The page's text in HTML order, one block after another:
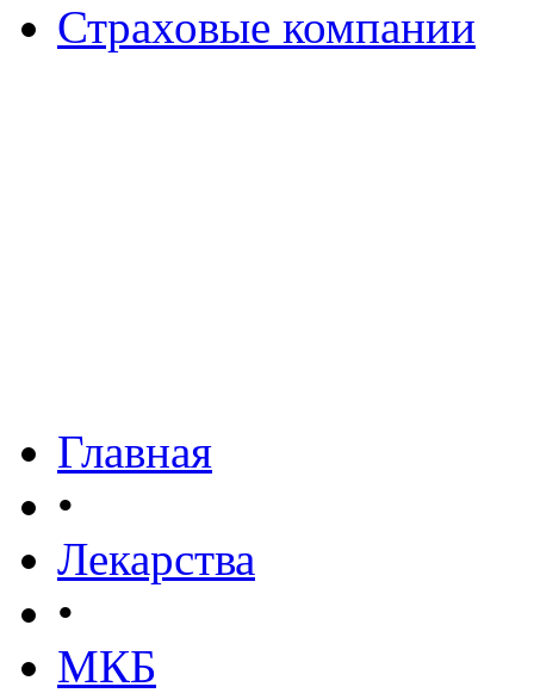
Страховые компании
Главная
•
Лекарства
•
МКБ